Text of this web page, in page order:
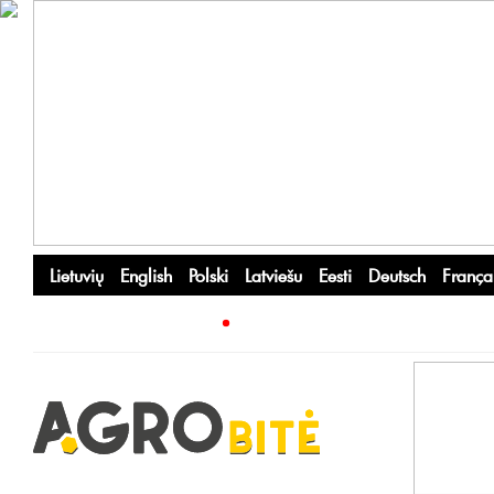
Lietuvių English Polski Latviešu Eesti Deutsch